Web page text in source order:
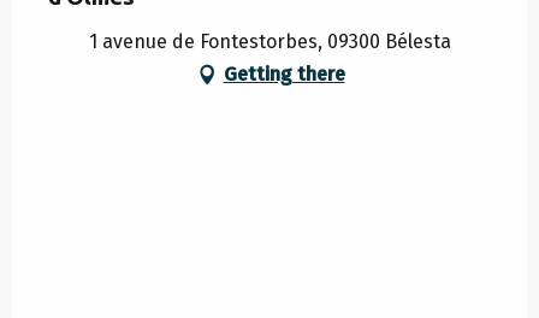
1 avenue de Fontestorbes, 09300 Bélesta
Getting there